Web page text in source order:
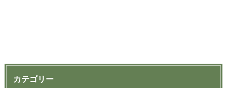
カテゴリー